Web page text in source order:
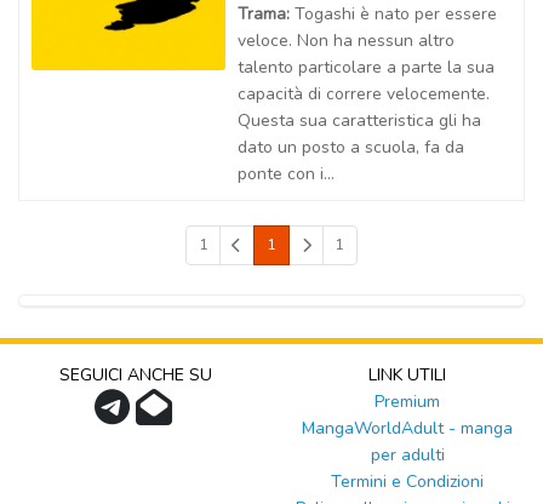
Trama: Togashi è nato per essere
veloce. Non ha nessun altro
talento particolare a parte la sua
capacità di correre velocemente.
Questa sua caratteristica gli ha
dato un posto a scuola, fa da
ponte con i...
1 1 1
SEGUICI ANCHE SU
LINK UTILI
Premium
MangaWorldAdult - manga
per adulti
Termini e Condizioni